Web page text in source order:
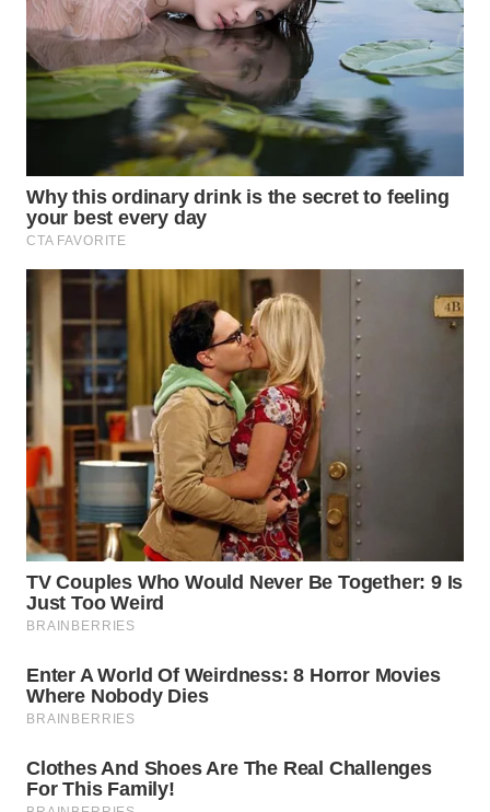
WN
DEPOK
UTARA
WN
PADANG
LAWAS
SUMEDANG
WN
CIANJUR
WN
KEPULAUAN
SERIBU
WN
TANGERANG
WN
BINJAI